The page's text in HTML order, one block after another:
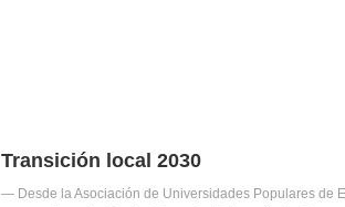
Transición local 2030
Desde la Asociación de Universidades Populares de